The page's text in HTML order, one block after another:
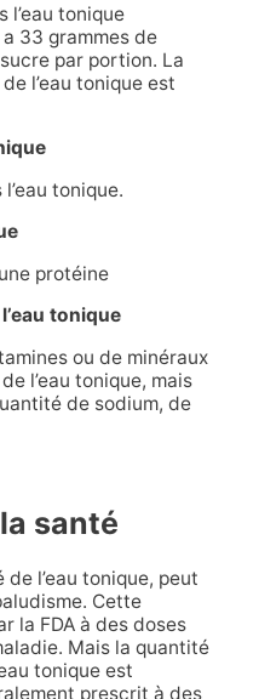
l’eau tonique
33 grammes de
par portion. La
l’eau tonique est
tonique.
protéine
tonique
ou de minéraux
l’eau tonique, mais
de sodium, de
santé
l’eau tonique, peut
Cette
la FDA à des doses
Mais la quantité
tonique est
prescrit à des